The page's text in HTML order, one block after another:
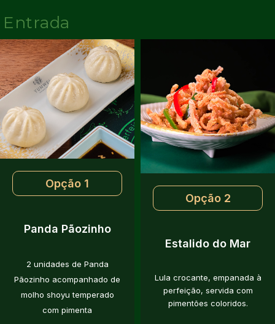
Entrada
Opção 1
Panda Pãozinho
2 unidades de Panda
Pãozinho acompanhado de
molho shoyu temperado
com pimenta
Opção 2
Estalido do Mar
Lula crocante, empanada à
perfeição, servida com
pimentões coloridos.